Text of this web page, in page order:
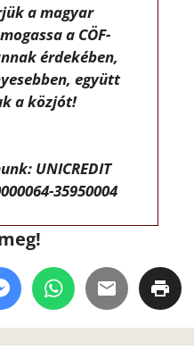
a magyar
a CÖF-
érdekében,
együtt
a közjót!
UNICREDIT
35950004